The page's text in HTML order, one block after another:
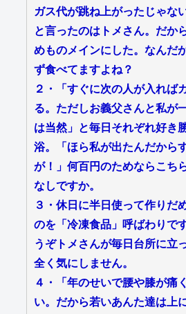
ガス代が跳ね上がったじゃな
と言ったのはトメさん。だか
めものメインにした。なんだ
ず食べてますよね？
２・「すぐに次の人が入れば
る。ただしお義父さんと私が
は当然」と毎日それぞれ好き
浴。「ほら私が出たんだから
が！」何百円のためならこち
なしですか。
３・休日に半日使って作りだ
のを「冷凍食品」呼ばわりで
うぞトメさんが毎日台所に立
全く気にしません。
４・「年のせいで腰や膝が痛
い。だから若いあんた達は上